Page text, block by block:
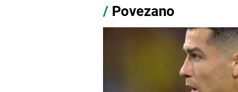
/ Povezano